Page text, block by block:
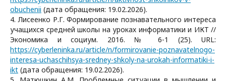
obuchenii (дата обращения: 19.02.2026).
4. Лисеенко Р.Г. Формирование познавательного интереса
учащихся средней школы на уроках информатики и ИКТ //
Экономика и социум. 2016. № 6-1 (25). URL:
https://cyberleninka.ru/article/n/formirovanie-poznavatelnogo-
interesa-uchaschihsya-sredney-shkoly-na-urokah-informatiki-i-
ikt (дата обращения: 19.02.2026).